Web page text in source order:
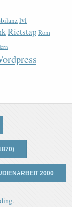
lvi
Rietstap Rom
2000
.